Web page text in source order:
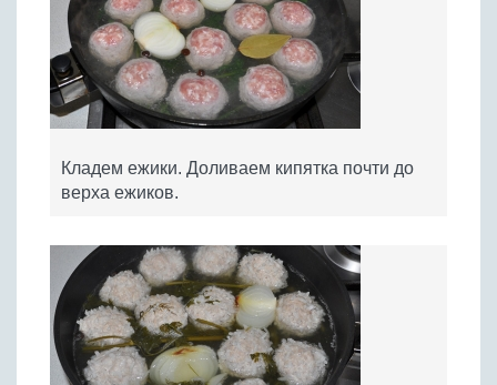
Кладем ежики. Доливаем кипятка почти до
верха ежиков.